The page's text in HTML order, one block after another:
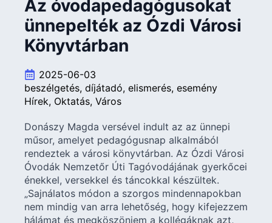
Az óvodapedagógusokat
ünnepelték az Ózdi Városi
Könyvtárban
2025-06-03
beszélgetés díjátadó elismerés esemény
Hírek Oktatás Város
Donászy Magda versével indult az az ünnepi
műsor, amelyet pedagógusnap alkalmából
rendeztek a városi könyvtárban. Az Ózdi Városi
Óvodák Nemzetőr Úti Tagóvodájának gyerkőcei
énekkel, versekkel és táncokkal készültek.
„Sajnálatos módon a szorgos mindennapokban
nem mindig van arra lehetőség, hogy kifejezzem
hálámat és megköszönjem a kollégáknak azt,